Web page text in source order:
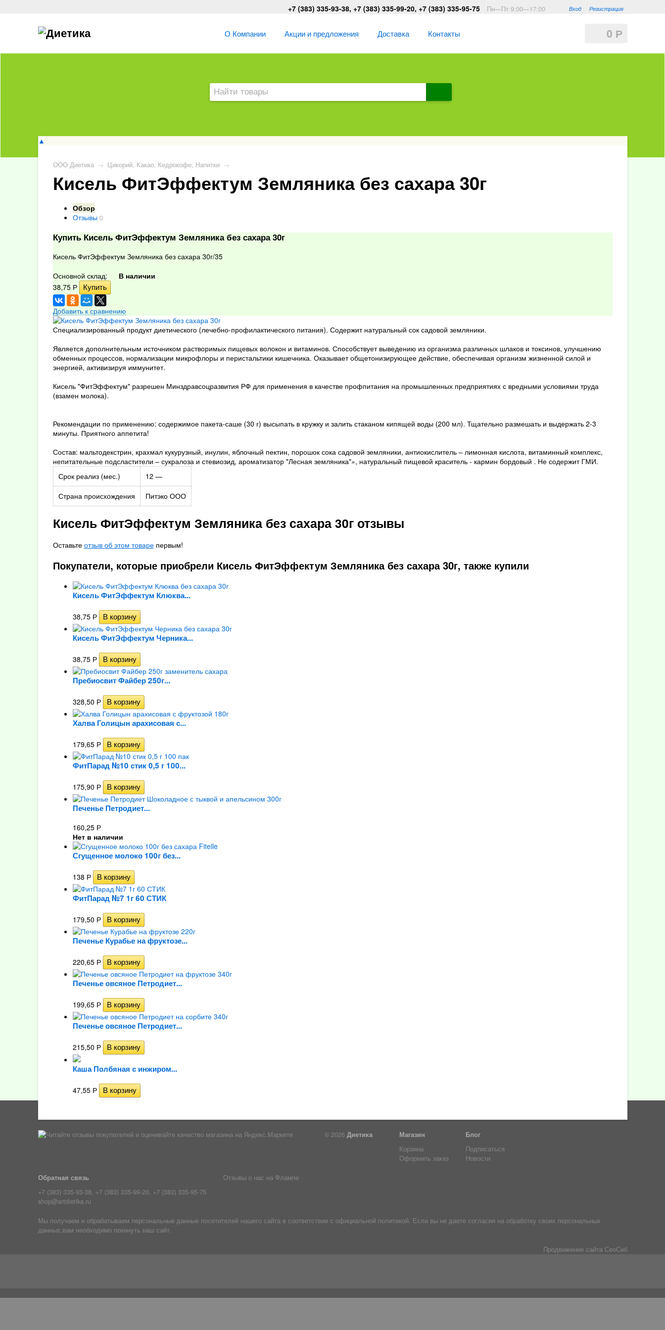
Вход Регистрация
+7 (383) 335-93-38, +7 (383) 335-99-20, +7 (383) 335-95-75 Пн—Пт 9:00—17:00
0 Р
О Компании Акции и предложения Доставка Контакты
▲
ООО Диетика → Цикорий, Какао, Кедрокофе, Напитки →
Кисель ФитЭффектум Земляника без сахара 30г
Обзор
Отзывы 0
Купить Кисель ФитЭффектум Земляника без сахара 30г
Кисель ФитЭффектум Земляника без сахара 30г/35
Основной склад:
В наличии
38,75 Р
Добавить к сравнению
Специализированный продукт диетического (лечебно-профилактического питания). Содержит натуральный сок садовой земляники.
Является дополнительным источником растворимых пищевых волокон и витаминов. Способствует выведению из организма различных шлаков и токсинов, улучшению
обменных процессов, нормализации микрофлоры и перистальтики кишечника. Оказывает общетонизирующее действие, обеспечивая организм жизненной силой и
энергией, активизируя иммунитет.
Кисель "ФитЭффектум" разрешен Минздравсоцразвития РФ для применения в качестве профпитания на промышленных предприятиях с вредными условиями труда
(взамен молока).
Рекомендации по применению: содержимое пакета-саше (30 г) высыпать в кружку и залить стаканом кипящей воды (200 мл). Тщательно размешать и выдержать 2-3
минуты. Приятного аппетита!
Состав: мальтодекстрин, крахмал кукурузный, инулин, яблочный пектин, порошок сока садовой земляники, антиокислитель – лимонная кислота, витаминный комплекс,
непитательные подсластители – сукралоза и стевиозид, ароматизатор "Лесная земляника"», натуральный пищевой краситель - кармин бордовый . Не содержит ГМИ.
Срок реализ (мес.)
12 —
Страна происхождения
Питэко ООО
Кисель ФитЭффектум Земляника без сахара 30г отзывы
Оставьте отзыв об этом товарепервым!
Покупатели, которые приобрели Кисель ФитЭффектум Земляника без сахара 30г, также купили
Кисель ФитЭффектум Клюква...
38,75 Р
Кисель ФитЭффектум Черника...
38,75 Р
Пребиосвит Файбер 250г...
328,50 Р
Халва Голицын арахисовая с...
179,65 Р
ФитПарад №10 стик 0,5 г 100...
175,90 Р
Печенье Петродиет...
160,25 Р
Нет в наличии
Сгущенное молоко 100г без...
138 Р
ФитПарад №7 1г 60 СТИК
179,50 Р
Печенье Курабье на фруктозе...
220,65 Р
Печенье овсяное Петродиет...
199,65 Р
Печенье овсяное Петродиет...
215,50 Р
Каша Полбяная с инжиром...
47,55 Р
© 2026 Диетика
Магазин
Корзина
Оформить заказ
Блог
Подписаться
Новости
Обратная связь
+7 (383) 335-93-38, +7 (383) 335-99-20, +7 (383) 335-95-75
shop@artdietika.ru
Отзывы о нас на Флампе
Мы получаем и обрабатываем персональные данные посетителей нашего сайта в соответствии с официальной политикой. Если вы не даете согласия на обработку своих персональных
данных,вам необходимо покинуть наш сайт.
Продвижение сайтаСеоСиб